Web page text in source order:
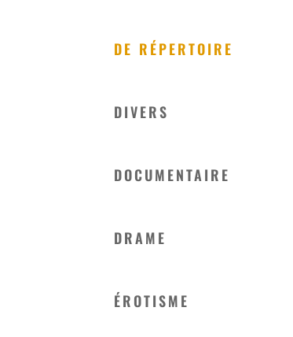
DE RÉPERTOIRE
DIVERS
DOCUMENTAIRE
DRAME
ÉROTISME